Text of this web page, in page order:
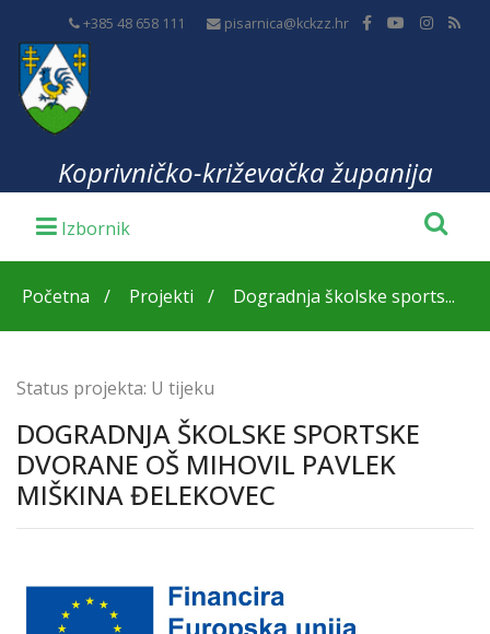
+385 48 658 111 pisarnica@kckzz.hr
Koprivničko-križevačka županija
Početna Projekti Dogradnja školske sports...
Status projekta: U tijeku
DOGRADNJA ŠKOLSKE SPORTSKE
DVORANE OŠ MIHOVIL PAVLEK
MIŠKINA ĐELEKOVEC